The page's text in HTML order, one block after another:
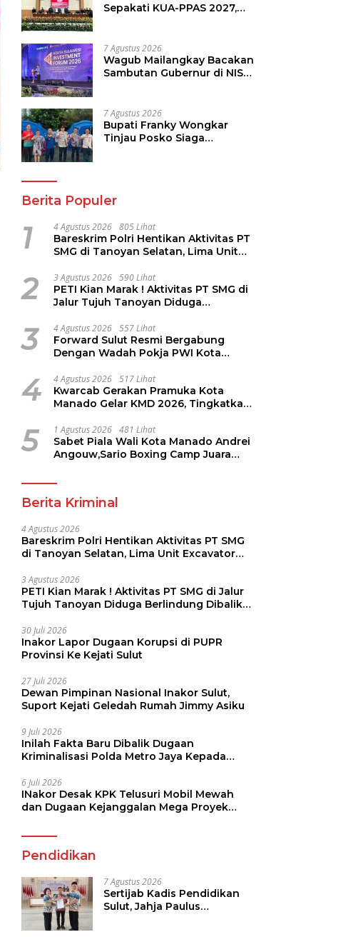
Sepakati KUA-PPAS 2027,
7 Agustus 2026
Wagub Mailangkay Bacakan
Sambutan Gubernur di NISF
Hilirisasi Kelapa ke Investor
7 Agustus 2026
Bupati Franky Wongkar
Tinjau Posko Siaga
Berita Populer
1 4 Agustus 2026 805 Lihat
Bareskrim Polri Hentikan Aktivitas PT
SMG di Tanoyan Selatan, Lima Unit
2 3 Agustus 2026 590 Lihat
PETI Kian Marak ! Aktivitas PT SMG di
Jalur Tujuh Tanoyan Diduga
3 4 Agustus 2026 557 Lihat
Forward Sulut Resmi Bergabung
Dengan Wadah Pokja PWI Kota
4 4 Agustus 2026 517 Lihat
Kwarcab Gerakan Pramuka Kota
Manado Gelar KMD 2026, Tingkatkan
Pramuka
5 1 Agustus 2026 481 Lihat
Sabet Piala Wali Kota Manado Andrei
Angouw,Sario Boxing Camp Juara
Berita Kriminal
4 Agustus 2026
Bareskrim Polri Hentikan Aktivitas PT SMG
di Tanoyan Selatan, Lima Unit Excavator
3 Agustus 2026
PETI Kian Marak ! Aktivitas PT SMG di Jalur
Tujuh Tanoyan Diduga Berlindung Dibalik
30 Juli 2026
Inakor Lapor Dugaan Korupsi di PUPR
Provinsi Ke Kejati Sulut
27 Juli 2026
Dewan Pimpinan Nasional Inakor Sulut,
Suport Kejati Geledah Rumah Jimmy Asiku
9 Juli 2026
Inilah Fakta Baru Dibalik Dugaan
Kriminalisasi Polda Metro Jaya Kepada
6 Juli 2026
INakor Desak KPK Telusuri Mobil Mewah
dan Dugaan Kejanggalan Mega Proyek
Pendidikan
7 Agustus 2026
Sertijab Kadis Pendidikan
Sulut, Jahja Paulus